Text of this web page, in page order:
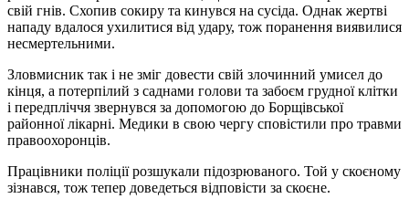
свій гнів. Схопив сокиру та кинувся на сусіда. Однак жертві
нападу вдалося ухилитися від удару, тож поранення виявилися
несмертельними.
Зловмисник так і не зміг довести свій злочинний умисел до
кінця, а потерпілий з саднами голови та забоєм грудної клітки
і передпліччя звернувся за допомогою до Борщівської
районної лікарні. Медики в свою чергу сповістили про травми
правоохоронців.
Працівники поліції розшукали підозрюваного. Той у скоєному
зізнався, тож тепер доведеться відповісти за скоєне.